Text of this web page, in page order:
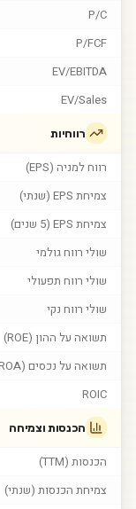
P/C
P/FCF
EV/EBITDA
EV/Sales
רווחיות
רווח למניה (EPS)
צמיחת EPS (שנתי)
צמיחת EPS (5 שנים)
שולי רווח גולמי
שולי רווח תפעולי
שולי רווח נקי
תשואה על ההון (ROE)
תשואה על נכסים (ROA)
ROIC
הכנסות וצמיחה
הכנסות (TTM)
צמיחת הכנסות (שנתי)